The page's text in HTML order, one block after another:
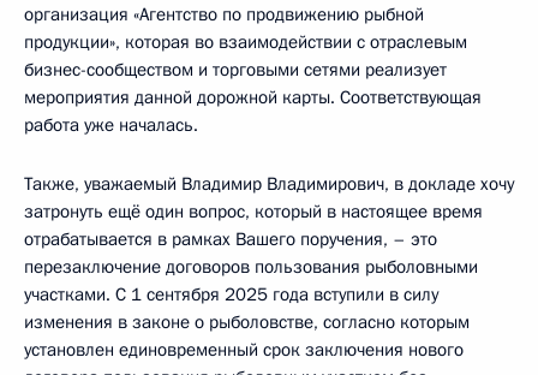
организация «Агентство по продвижению рыбной
продукции», которая во взаимодействии с отраслевым
бизнес-сообществом и торговыми сетями реализует
мероприятия данной дорожной карты. Соответствующая
работа уже началась.
Также, уважаемый Владимир Владимирович, в докладе хочу
затронуть ещё один вопрос, который в настоящее время
отрабатывается в рамках Вашего поручения, – это
перезаключение договоров пользования рыболовными
участками. С 1 сентября 2025 года вступили в силу
изменения в законе о рыболовстве, согласно которым
установлен единовременный срок заключения нового